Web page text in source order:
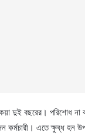
দুই বছরের। পরিশোধ না
এতে ক্ষুব্ধ হন